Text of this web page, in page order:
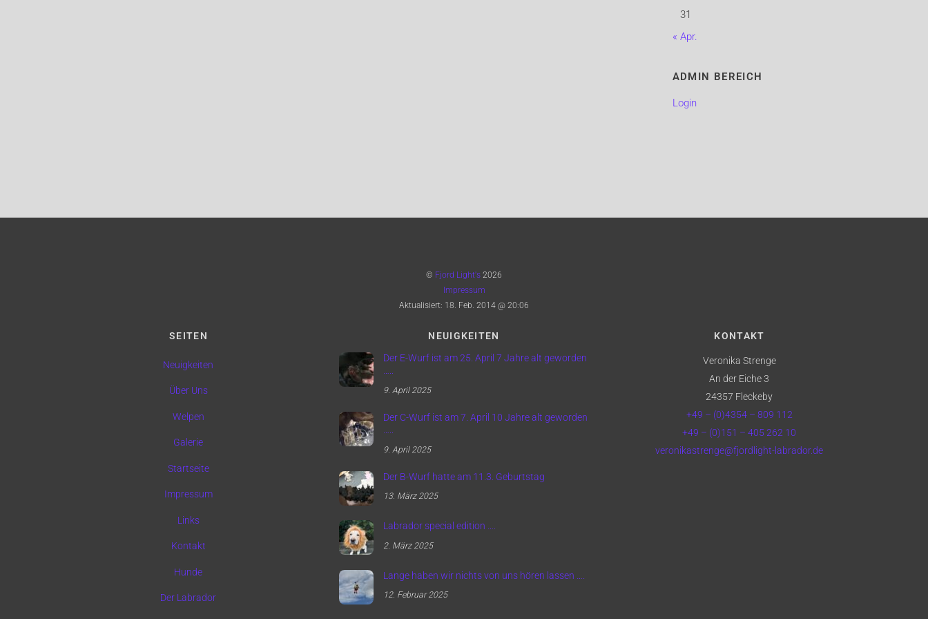
31
« Apr.
ADMIN BEREICH
Login
© Fjord Light's 2026
Impressum
Aktualisiert: 18. Feb. 2014 @ 20:06
SEITEN
Neuigkeiten
Über Uns
Welpen
Galerie
Startseite
Impressum
Links
Kontakt
Hunde
Der Labrador
NEUIGKEITEN
Der E-Wurf ist am 25. April 7 Jahre alt geworden
…..
9. April 2025
Der C-Wurf ist am 7. April 10 Jahre alt geworden
…..
9. April 2025
Der B-Wurf hatte am 11.3. Geburtstag
13. März 2025
Labrador special edition ….
2. März 2025
Lange haben wir nichts von uns hören lassen ….
12. Februar 2025
KONTAKT
Veronika Strenge
An der Eiche 3
24357 Fleckeby
+49 – (0)4354 – 809 112
+49 – (0)151 – 405 262 10
veronikastrenge@fjordlight-labrador.de